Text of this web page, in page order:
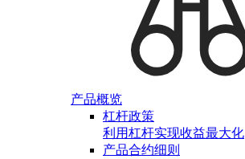
产品概览
杠杆政策
利用杠杆实现收益最大化
产品合约细则